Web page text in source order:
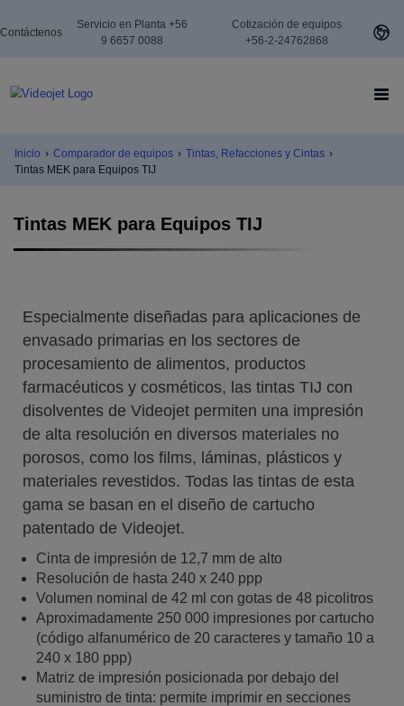
Contáctenos
Servicio en Planta +56
9 6657 0088
Cotización de equipos
+56-2-24762868
Inicio › Comparador de equipos › Tintas, Refacciones y Cintas ›
Tintas MEK para Equipos TIJ
Tintas MEK para Equipos TIJ
Especialmente diseñadas para aplicaciones de
envasado primarias en los sectores de
procesamiento de alimentos, productos
farmacéuticos y cosméticos, las tintas TIJ con
disolventes de Videojet permiten una impresión
de alta resolución en diversos materiales no
porosos, como los films, láminas, plásticos y
materiales revestidos. Todas las tintas de esta
gama se basan en el diseño de cartucho
patentado de Videojet.
Cinta de impresión de 12,7 mm de alto
Resolución de hasta 240 x 240 ppp
Volumen nominal de 42 ml con gotas de 48 picolitros
Aproximadamente 250 000 impresiones por cartucho
(código alfanumérico de 20 caracteres y tamaño 10 a
240 x 180 ppp)
Matriz de impresión posicionada por debajo del
suministro de tinta: permite imprimir en secciones